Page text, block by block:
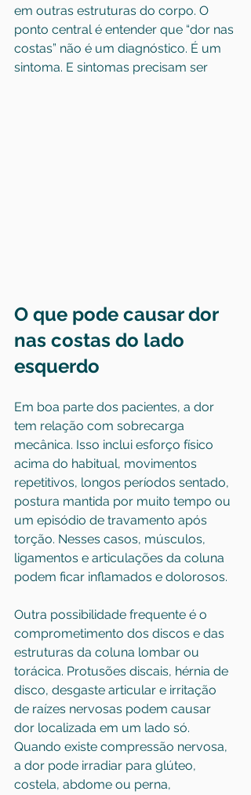
em outras estruturas do corpo. O
ponto central é entender que “dor nas
costas” não é um diagnóstico. É um
sintoma. E sintomas precisam ser
O que pode causar dor
nas costas do lado
esquerdo
Em boa parte dos pacientes, a dor
tem relação com sobrecarga
mecânica. Isso inclui esforço físico
acima do habitual, movimentos
repetitivos, longos períodos sentado,
postura mantida por muito tempo ou
um episódio de travamento após
torção. Nesses casos, músculos,
ligamentos e articulações da coluna
podem ficar inflamados e dolorosos.
Outra possibilidade frequente é o
comprometimento dos discos e das
estruturas da coluna lombar ou
torácica. Protusões discais, hérnia de
disco, desgaste articular e irritação
de raízes nervosas podem causar
dor localizada em um lado só.
Quando existe compressão nervosa,
a dor pode irradiar para glúteo,
costela, abdome ou perna,